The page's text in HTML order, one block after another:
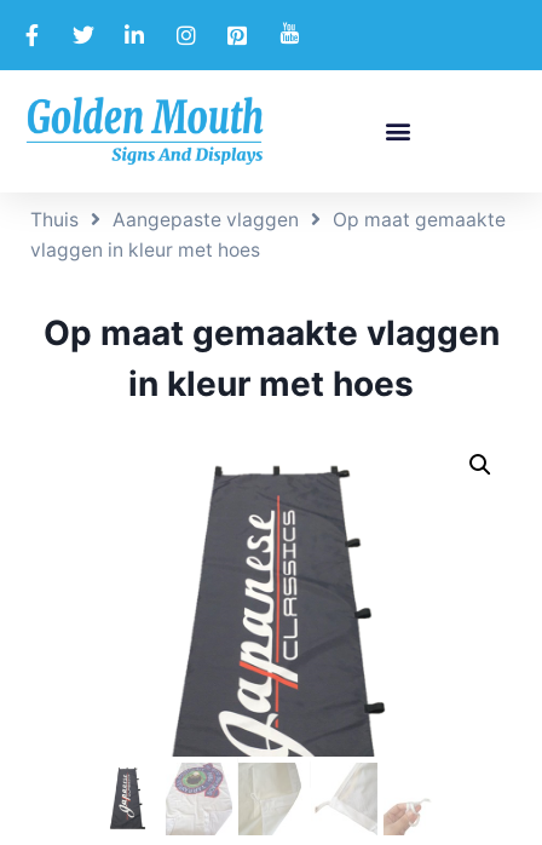
Thuis Aangepaste vlaggen
Op maat gemaakte
vlaggen in kleur met hoes
Op maat gemaakte vlaggen
in kleur met hoes